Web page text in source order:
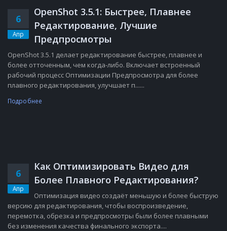
6
Апр
OpenShot 3.5.1: Быстрее, Плавнее
Редактирование, Лучшие
Предпросмотры
OpenShot 3.5.1 делает редактирование быстрее, плавнее и
более отточенным, чем когда-либо. Включает встроенный
рабочий процесс Оптимизации Предпросмотра для более
плавного редактирования, улучшает п......
Подробнее
6
Апр
Как Оптимизировать Видео для
Более Плавного Редактирования?
Оптимизация видео создаёт меньшую и более быструю
версию для редактирования, чтобы воспроизведение,
перемотка, обрезка и предпросмотры были более плавными
без изменения качества финального экспорта....